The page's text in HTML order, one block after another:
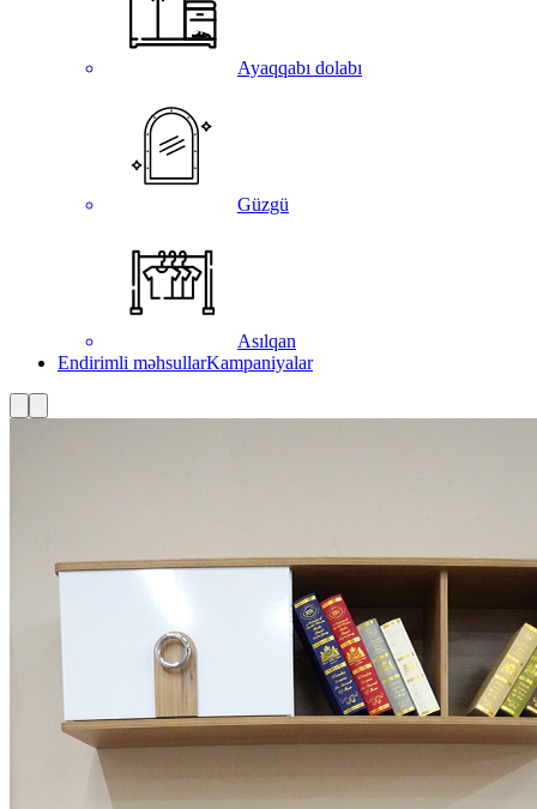
Ayaqqabı dolabı
Güzgü
Asılqan
Endirimli məhsullarKampaniyalar